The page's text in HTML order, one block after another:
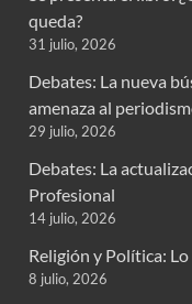
queda?
31 julio, 2026
Debates: La nueva
amenaza al
29 julio, 2026
Debates: La
Profesional
14 julio, 2026
Religión y Política:
8 julio, 2026